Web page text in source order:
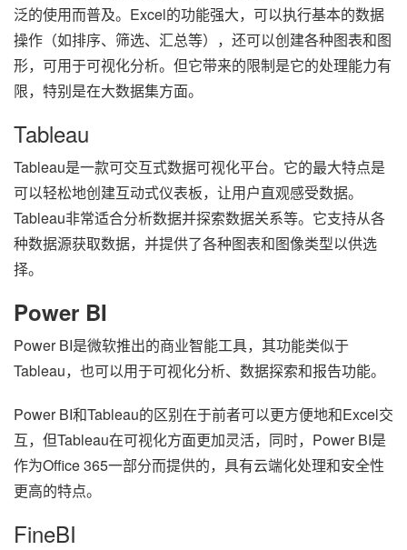
泛的使用而普及。Excel的功能强大，可以执行基本的数据
操作（如排序、筛选、汇总等），还可以创建各种图表和图
形，可用于可视化分析。但它带来的限制是它的处理能力有
限，特别是在大数据集方面。
Tableau
Tableau是一款可交互式数据可视化平台。它的最大特点是
可以轻松地创建互动式仪表板，让用户直观感受数据。
Tableau非常适合分析数据并探索数据关系等。它支持从各
种数据源获取数据，并提供了各种图表和图像类型以供选
择。
Power BI
Power BI是微软推出的商业智能工具，其功能类似于
Tableau，也可以用于可视化分析、数据探索和报告功能。
Power BI和Tableau的区别在于前者可以更方便地和Excel交
互，但Tableau在可视化方面更加灵活，同时，Power BI是
作为Office 365一部分而提供的，具有云端化处理和安全性
更高的特点。
FineBI